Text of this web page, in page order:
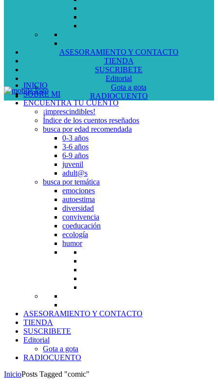
ASESORAMIENTO Y CONTACTO
TIENDA
SUSCRIBETE
Editorial
Gota a gota
RADIOCUENTO
INICIO
SOBRE MI
ENCUENTRA TU CUENTO
¡imprescindibles!
Índice de los cuentos reseñados
busca por edad recomendada
0-3 años
3-6 años
6-9 años
juvenil
adult@s
busca por temática
emociones
autoestima
diversidad
convivencia
coeducación
ecología
humor
ASESORAMIENTO Y CONTACTO
TIENDA
SUSCRIBETE
Editorial
Gota a gota
RADIOCUENTO
InicioPosts Tagged "comic"